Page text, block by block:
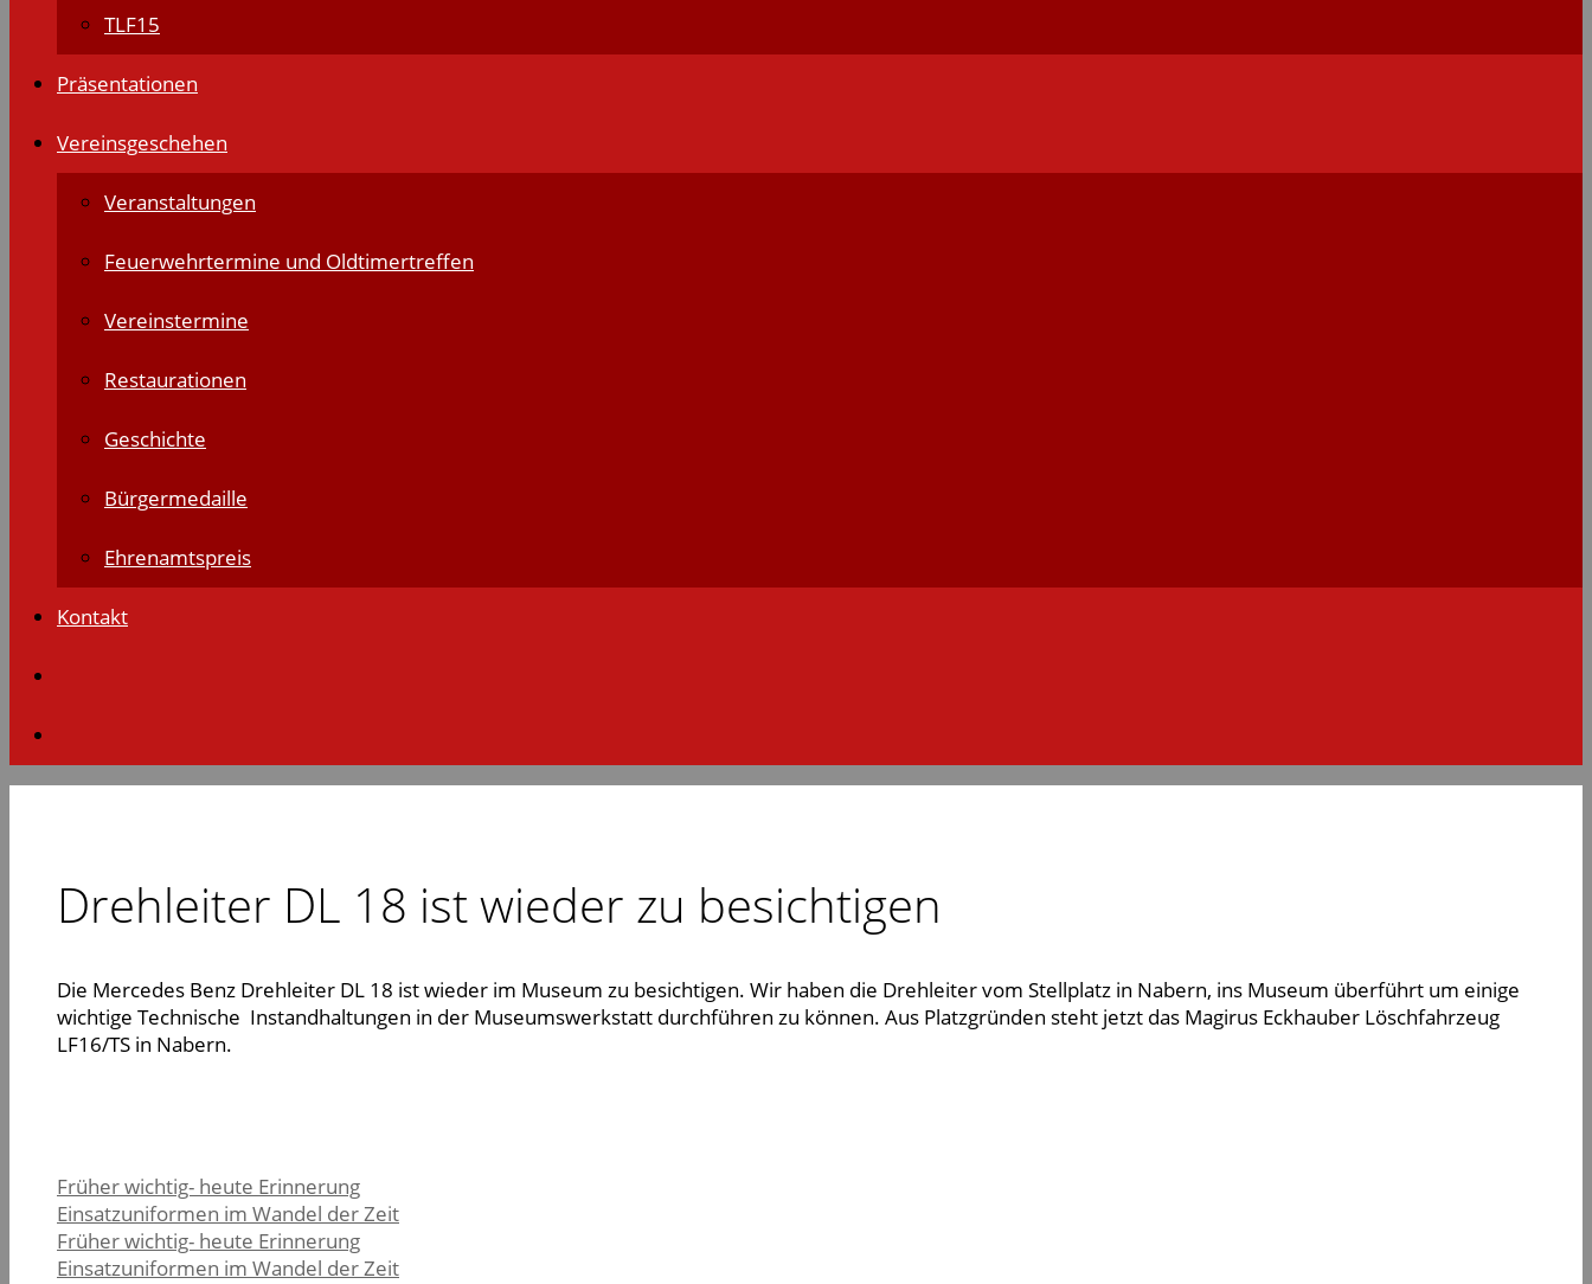
TLF15
Präsentationen
Vereinsgeschehen
Veranstaltungen
Feuerwehrtermine und Oldtimertreffen
Vereinstermine
Restaurationen
Geschichte
Bürgermedaille
Ehrenamtspreis
Kontakt
Drehleiter DL 18 ist wieder zu besichtigen
Die Mercedes Benz Drehleiter DL 18 ist wieder im Museum zu besichtigen. Wir haben die Drehleiter vom Stellplatz in Nabern, ins Museum überführt um einige
wichtige Technische Instandhaltungen in der Museumswerkstatt durchführen zu können. Aus Platzgründen steht jetzt das Magirus Eckhauber Löschfahrzeug
LF16/TS in Nabern.
Früher wichtig- heute Erinnerung
Einsatzuniformen im Wandel der Zeit
Früher wichtig- heute Erinnerung
Einsatzuniformen im Wandel der Zeit